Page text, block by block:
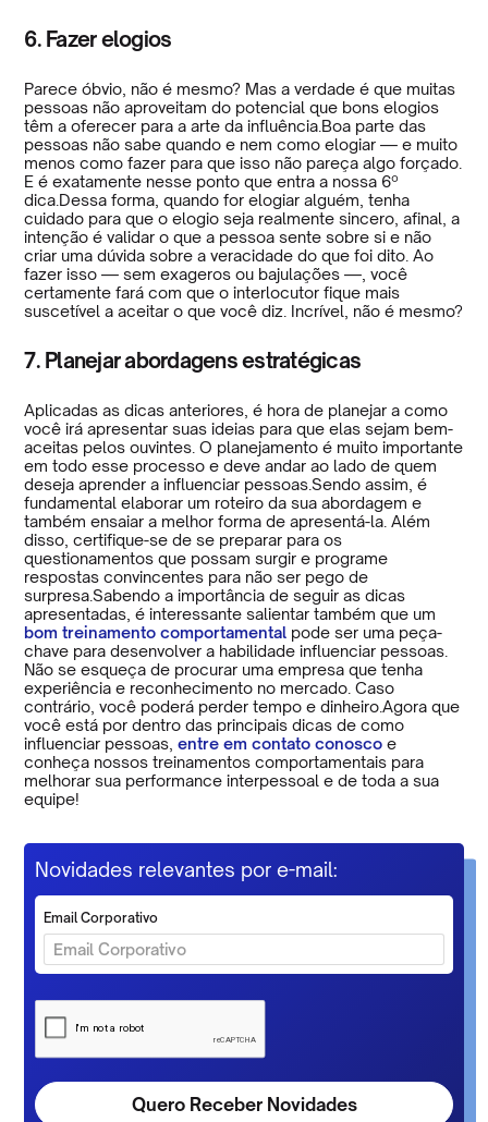
6. Fazer elogios
Parece óbvio, não é mesmo? Mas a verdade é que muitas
pessoas não aproveitam do potencial que bons elogios
têm a oferecer para a arte da influência.Boa parte das
pessoas não sabe quando e nem como elogiar — e muito
menos como fazer para que isso não pareça algo forçado.
E é exatamente nesse ponto que entra a nossa 6º
dica.Dessa forma, quando for elogiar alguém, tenha
cuidado para que o elogio seja realmente sincero, afinal, a
intenção é validar o que a pessoa sente sobre si e não
criar uma dúvida sobre a veracidade do que foi dito. Ao
fazer isso — sem exageros ou bajulações —, você
certamente fará com que o interlocutor fique mais
suscetível a aceitar o que você diz. Incrível, não é mesmo?
7. Planejar abordagens estratégicas
Aplicadas as dicas anteriores, é hora de planejar a como
você irá apresentar suas ideias para que elas sejam bem-
aceitas pelos ouvintes. O planejamento é muito importante
em todo esse processo e deve andar ao lado de quem
deseja aprender a influenciar pessoas.Sendo assim, é
fundamental elaborar um roteiro da sua abordagem e
também ensaiar a melhor forma de apresentá-la. Além
disso, certifique-se de se preparar para os
questionamentos que possam surgir e programe
respostas convincentes para não ser pego de
surpresa.Sabendo a importância de seguir as dicas
apresentadas, é interessante salientar também que um
bom treinamento comportamental pode ser uma peça-
chave para desenvolver a habilidade influenciar pessoas.
Não se esqueça de procurar uma empresa que tenha
experiência e reconhecimento no mercado. Caso
contrário, você poderá perder tempo e dinheiro.Agora que
você está por dentro das principais dicas de como
influenciar pessoas,entre em contato conosco e
conheça nossos treinamentos comportamentais para
melhorar sua performance interpessoal e de toda a sua
equipe!
Novidades relevantes por e-mail:
Email Corporativo